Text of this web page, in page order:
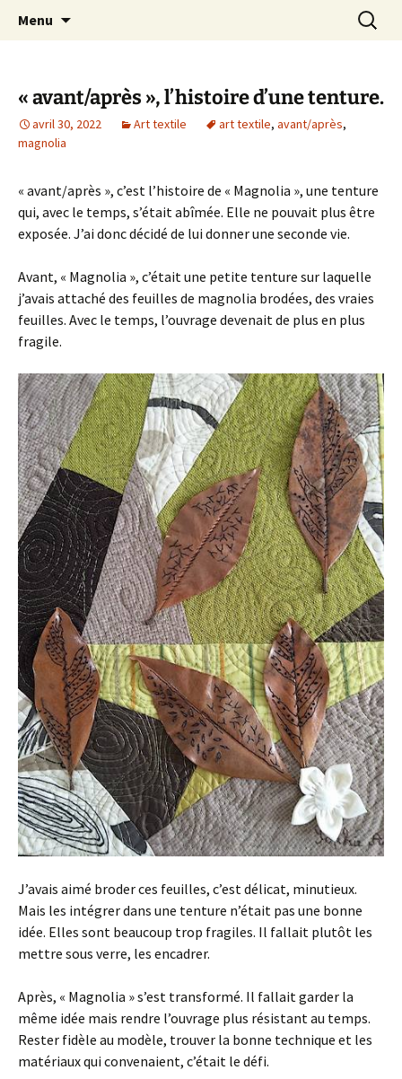
filsetcrayons
Le blog de Sophie A
Menu
« avant/après », l’histoire d’une tenture.
avril 30, 2022 Art textile art textile, avant/après,
magnolia
« avant/après », c’est l’histoire de « Magnolia », une tenture
qui, avec le temps, s’était abîmée. Elle ne pouvait plus être
exposée. J’ai donc décidé de lui donner une seconde vie.
Avant, « Magnolia », c’était une petite tenture sur laquelle
j’avais attaché des feuilles de magnolia brodées, des vraies
feuilles. Avec le temps, l’ouvrage devenait de plus en plus
fragile.
J’avais aimé broder ces feuilles, c’est délicat, minutieux.
Mais les intégrer dans une tenture n’était pas une bonne
idée. Elles sont beaucoup trop fragiles. Il fallait plutôt les
mettre sous verre, les encadrer.
Après, « Magnolia » s’est transformé. Il fallait garder la
même idée mais rendre l’ouvrage plus résistant au temps.
Rester fidèle au modèle, trouver la bonne technique et les
matériaux qui convenaient, c’était le défi.